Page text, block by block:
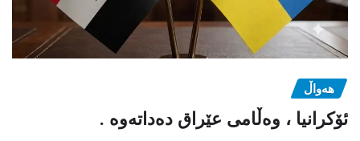
هەواڵ
ئۆکرانیا ، وەڵامی عێراق دەداتەوە .